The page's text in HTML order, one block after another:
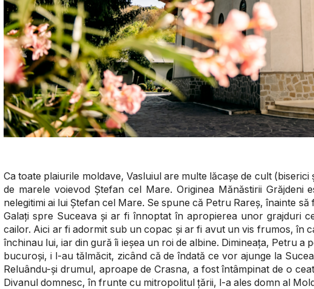
Ca toate plaiurile moldave, Vasluiul are multe lăcașe de cult
de marele voievod Ștefan cel Mare. Originea Mănăstirii Grăjdeni
nelegitimi ai lui Ștefan cel Mare. Se spune că Petru Rareș, înainte
Galați spre Suceava și ar fi înnoptat în apropierea unor grajduri
cailor. Aici ar fi adormit sub un copac și ar fi avut un vis frumos, în
închinau lui, iar din gură îi ieșea un roi de albine. Dimineața, Petru a
bucuroși, i l-au tălmăcit, zicând că de îndată ce vor ajunge la
Reluându-și drumul, aproape de Crasna, a fost întâmpinat de o
Divanul domnesc, în frunte cu mitropolitul țării, l-a ales domn al